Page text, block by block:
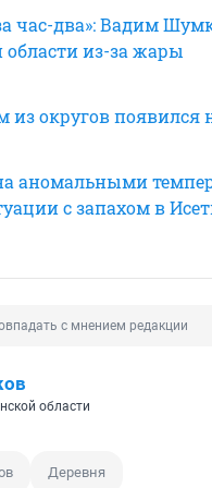
час-два»: Вадим
области из-за жары
из округов
аномальными
с запахом в
с мнением редакции
области
Деревня